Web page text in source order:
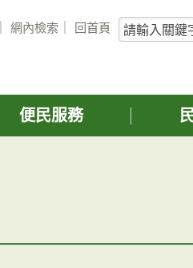
｜網內檢索 回首頁
關
鍵
詢
便民服務